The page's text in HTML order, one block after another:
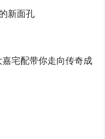
新面孔
宅配带你走向传奇成